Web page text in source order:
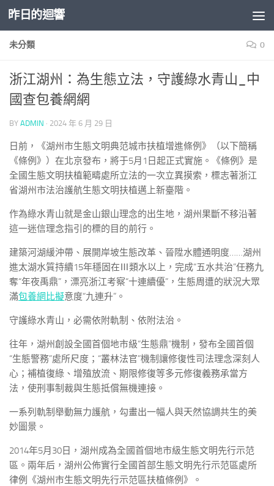
Skip to content
昨日的迴響
未分類 0
浙江湖州：為生態立法，守護綠水青山_中
國查包養網網
BY ADMIN · 2024 年 6 月 29 日
日前，《湖州市生態文明典范城市扶植增進條例》（以下簡稱
《條例》）在北京發布，將于5月1日起正式實施。《條例》是
全國生態文明扶植範疇處所立法的一次立異摸索，標志著浙江
省湖州市法治護航生態文明扶植邁上新臺階。
作為綠水青山就是金山銀山理念的出生地，湖州果斷不移沿著
這一迷信理念指引的標的目的前行。
建築河湖緩沖帶、展開岸坡生態改革、晉陞水體通明度……湖州
進太湖水質持續15年穩固在Ⅲ類水以上，完成“五水共治”任務九
奪“年夜禹鼎”，漂亮浙江考察“十連續優”，生態周遭的狀況大眾
滿包養網比擬意度“九連升”。
守護綠水青山，必需依附軌制、依附法治。
往年，湖州創設全國首個地市級“生態鼎”機制，發布全國首個
“生態警務”處所尺度；“叢林法官”機制讓修復性司法理念深刻人
心；補植復綠、增殖放流、期限修復等多元修復義務承當方
法，使刑事制裁與生態抵償無機連接。
一系列軌制舉動無力護航，勾畫出一幅人與天然協調共生的美
妙圖景。
2014年5月30日，湖州成為全國首個地市級生態文明先行示范
區。兩年后，湖州公佈實行全國首部生態文明先行示范區處所
律例《湖州市生態文明先行示范區扶植條例》。